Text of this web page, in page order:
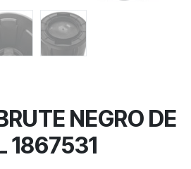
NEGRO DE
1867531